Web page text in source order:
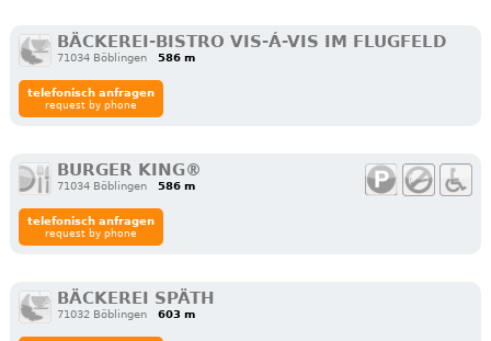
BÄCKEREI-BISTRO VIS-Á-VIS IM FLUGFELD
71034 Böblingen 586 m
telefonisch anfragen
request by phone
BURGER KING®
71034 Böblingen 586 m
telefonisch anfragen
request by phone
BÄCKEREI SPÄTH
71032 Böblingen 603 m